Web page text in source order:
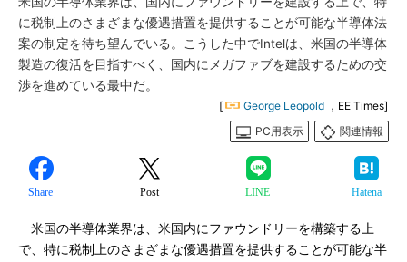
に税制上のさまざまな優遇措置を提供することが可能な半導体法
案の制定を待ち望んでいる。こうした中でIntelは、米国の半導体
製造の復活を目指すべく、国内にメガファブを建設するための交
渉を進めている最中だ。
[ George Leopold ，EE Times]
PC用表示
関連情報
Share Post LINE Hatena
米国の半導体業界は、米国内にファウンドリーを構築する上
で、特に税制上のさまざまな優遇措置を提供することが可能な半